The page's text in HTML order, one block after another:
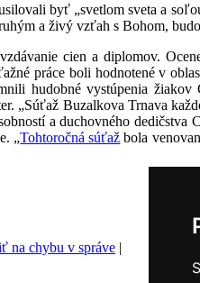
byť „svetlom sveta a
a živý vzťah s Bohom,
cien a diplomov.
práce boli hodnotené v
hudobné vystúpenia
„Súťaž Buzalkova Trnava
a duchovného
„Tohtoročná súťaž bola
na chybu v správe |